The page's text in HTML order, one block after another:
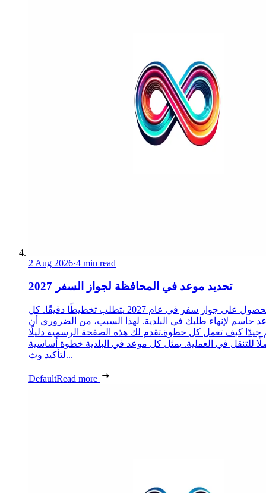
2 Aug 2026·4 min read
تحديد موعد في المحافظة لجواز السفر 2027
الحصول على جواز سفر في عام 2027 يتطلب تخطيطًا دقيقًا. كل
حاسم لإنهاء طلبك في البلدية. لهذا السبب، من الضروري أن
جيدًا كيف تعمل كل خطوة.تقدم لك هذه الصفحة الرسمية دليلًا
للتنقل في العملية. يمثل كل موعد في البلدية خطوة أساسية
لتأكيد وث...
DefaultRead more